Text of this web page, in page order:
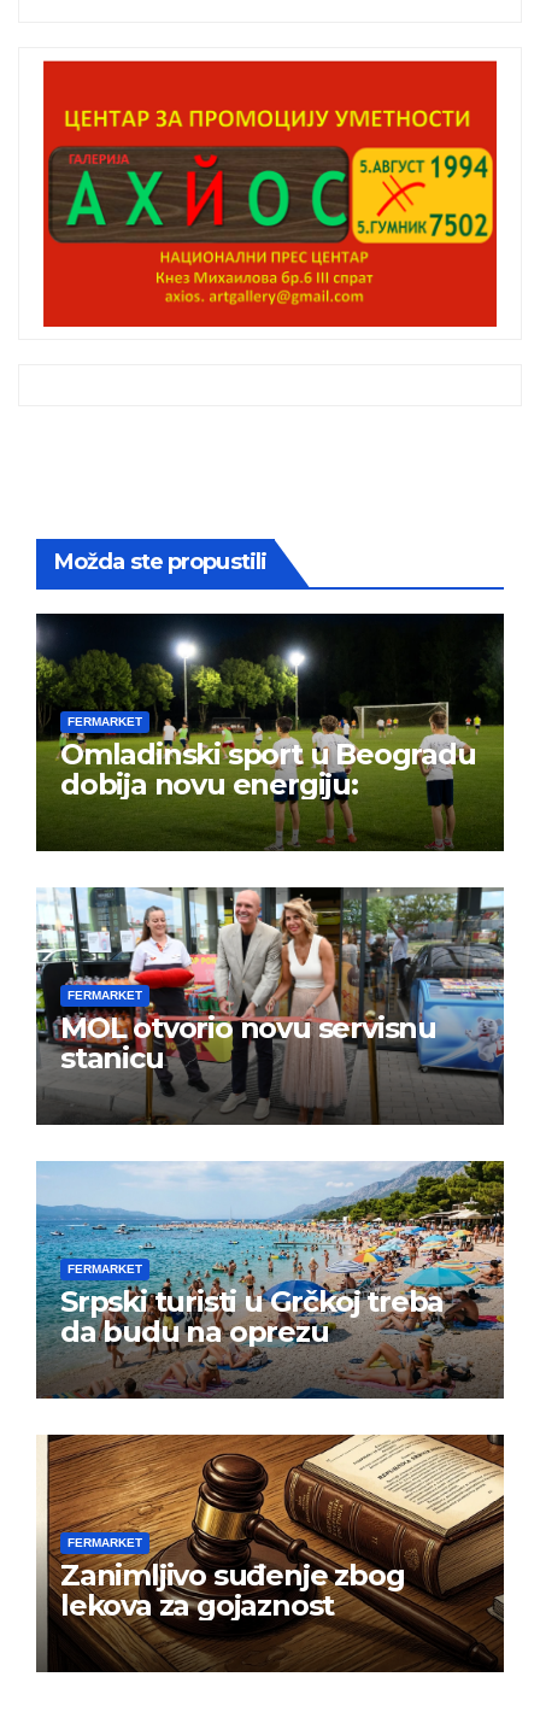
Možda ste propustili
FERMARKET
Omladinski sport u Beogradu
dobija novu energiju:
FERMARKET
MOL otvorio novu servisnu
stanicu
FERMARKET
Srpski turisti u Grčkoj treba
da budu na oprezu
FERMARKET
Zanimljivo suđenje zbog
lekova za gojaznost